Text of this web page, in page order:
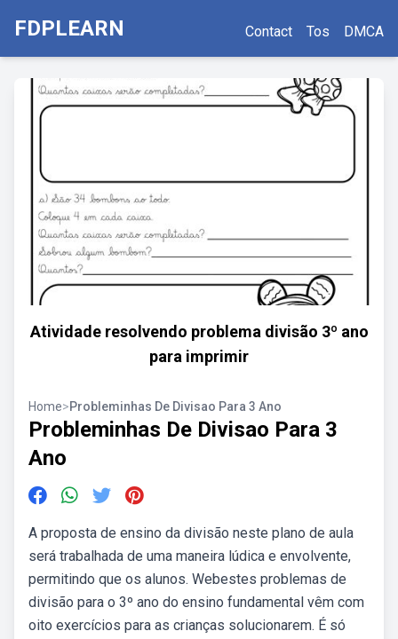
FDPLEARN Contact Tos DMCA
Atividade resolvendo problema divisão 3º ano
para imprimir
Home>Probleminhas De Divisao Para 3 Ano
Probleminhas De Divisao Para 3
Ano
A proposta de ensino da divisão neste plano de aula
será trabalhada de uma maneira lúdica e envolvente,
permitindo que os alunos. Webestes problemas de
divisão para o 3º ano do ensino fundamental vêm com
oito exercícios para as crianças solucionarem. É só